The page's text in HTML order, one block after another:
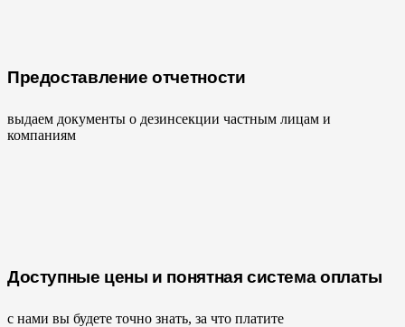
Предоставление отчетности
выдаем документы о дезинсекции частным лицам и
компаниям
Доступные цены и понятная система оплаты
с нами вы будете точно знать, за что платите